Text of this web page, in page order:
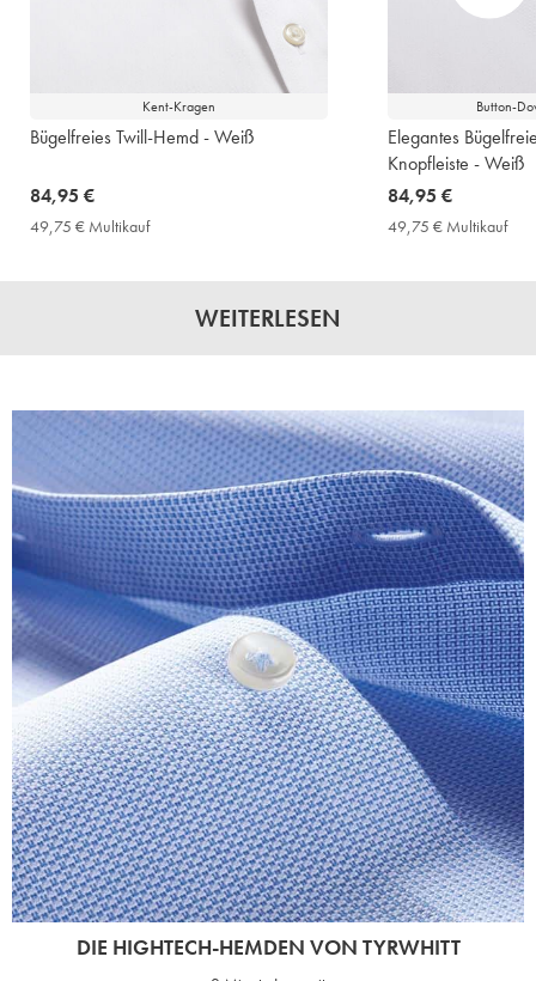
Kent-Kragen
Bügelfreies Twill-Hemd - Weiß
now
84,95
84,95 €
49,75 € Multikauf49,75
Button-
Elegantes
Knopfleiste - Weiß
now
84,95
84,95 €
49,75 € Multikauf
WEITERLESEN
DIE HIGHTECH-HEMDEN VON TYRWHITT